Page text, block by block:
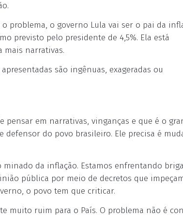
problema, o governo Lula vai ser o pai da
previsto pelo presidente de 4,5%. Ela está
mais narrativas.
são ingênuas, exageradas ou
em narrativas, vinganças e que é o
defensor do povo brasileiro. Ele precisa é
da inflação. Estamos enfrentando
pública por meio de decretos que
o povo tem que criticar.
muito ruim para o País. O problema não é